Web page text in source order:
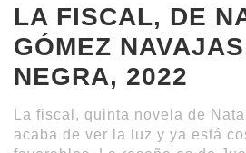
LA FISCAL, DE
GÓMEZ
NEGRA, 2022
La fiscal, quinta novela de
acaba de ver la luz y ya está